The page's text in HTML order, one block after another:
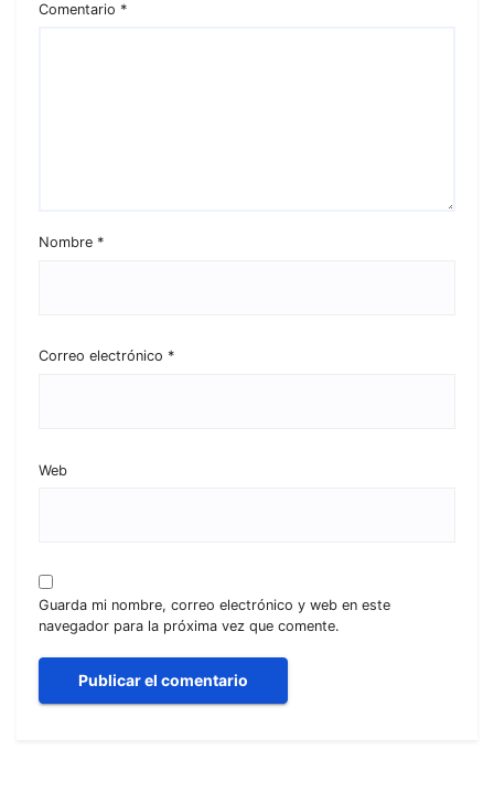
Comentario *
Nombre *
Correo electrónico *
Web
Guarda mi nombre, correo electrónico y web en este
navegador para la próxima vez que comente.